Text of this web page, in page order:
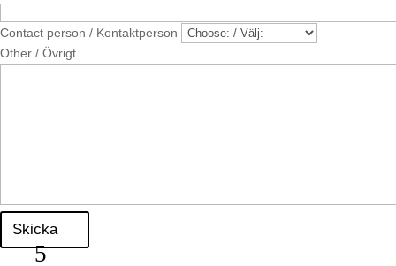
Contact person / Kontaktperson
Other / Övrigt
Skicka